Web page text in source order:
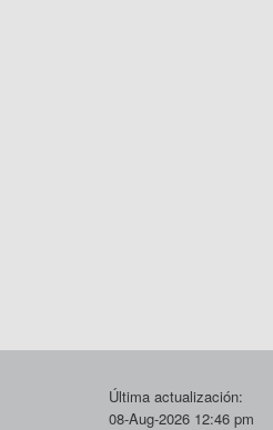
Última actualización:
08-Aug-2026 12:46 pm